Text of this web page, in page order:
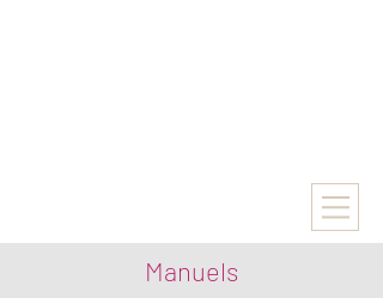
Manuels